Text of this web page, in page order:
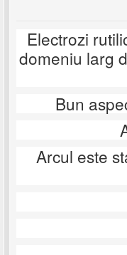
Electrozi
domeniu larg
Bun
Arcul este